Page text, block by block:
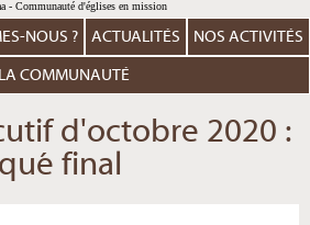
NOUS ? ACTUALITÉS NOS ACTIVITÉS
LA COMMUNAUTÉ
d'octobre 2020 :
final